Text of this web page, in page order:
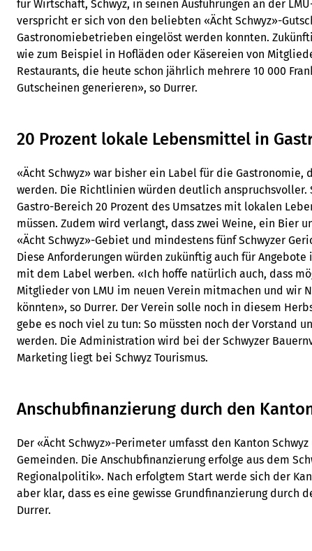
für Wirtschaft, Schwyz, in seinen Ausführungen an der
verspricht er sich von den beliebten «Ächt Schwyz»-
Gastronomiebetrieben eingelöst werden konnten.
wie zum Beispiel in Hofläden oder Käsereien von
Restaurants, die heute schon jährlich mehrere 10 000
Gutscheinen generieren», so Durrer.
20 Prozent lokale Lebensmittel in
«Ächt Schwyz» war bisher ein Label für die Gastronomie,
werden. Die Richtlinien würden deutlich anspruchsvoller.
Gastro-Bereich 20 Prozent des Umsatzes mit lokalen
müssen. Zudem wird verlangt, dass zwei Weine, ein Bier
«Ächt Schwyz»-Gebiet und mindestens fünf Schwyzer
Diese Anforderungen würden zukünftig auch für
mit dem Label werben. «Ich hoffe natürlich auch, dass
Mitglieder von LMU im neuen Verein mitmachen und wir
könnten», so Durrer. Der Verein solle noch in diesem
gebe es noch viel zu tun: So müssten noch der Vorstand
werden. Die Administration wird bei der Schwyzer
Marketing liegt bei Schwyz Tourismus.
Anschubfinanzierung durch den
Der «Ächt Schwyz»-Perimeter umfasst den Kanton
Gemeinden. Die Anschubfinanzierung erfolge aus dem
Regionalpolitik». Nach erfolgtem Start werde sich der
aber klar, dass es eine gewisse Grundfinanzierung durch
Durrer.